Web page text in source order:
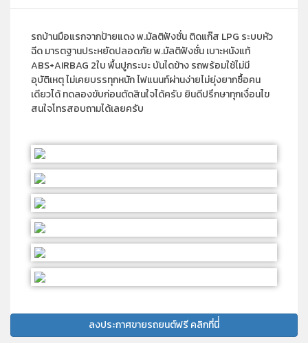
รถบ้านมือแรกจากป้ายแดง พ.มัลติฟังชั่น ติดแก๊ส LPG ระบบหัว
ฉีด มารตฐานประหยัดปลอดภัย พ.มัลติฟังชั่น เบาะหนังแท้
ABS+AIRBAG 2ใบ พื้นปูกระบะ บันไดข้าง รถพร้อมใช้ไม่มี
อุบัติเหตุ ไม่เคยบรรทุกหนัก ไฟแนนท์ผ่านง่ายไม่ยุ่งยากซื้อคน
เดียวได้ ทดลองขับก่อนตัดสินใจได้ครับ ยินดีปรึกษาทุกเงื่อนไข
สนใจโทรสอบถามได้เลยครับ
ลงประกาศขายรถยนต์ฟรี คลิกที่นี่่